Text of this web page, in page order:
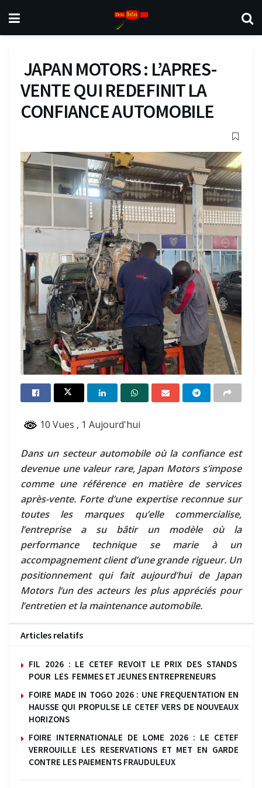
JAPAN MOTORS : L’APRES-
VENTE QUI REDEFINIT LA
CONFIANCE AUTOMOBILE
10 Vues , 1 Aujourd'hui
Dans un secteur automobile où la confiance est
devenue une valeur rare, Japan Motors s’impose
comme une référence en matière de services
après-vente. Forte d’une expertise reconnue sur
toutes les marques qu’elle commercialise,
l’entreprise a su bâtir un modèle où la
performance technique se marie à un
accompagnement client d’une grande rigueur. Un
positionnement qui fait aujourd’hui de Japan
Motors l’un des acteurs les plus appréciés pour
l’entretien et la maintenance automobile.
Articles relatifs
FIL 2026 : LE CETEF REVOIT LE PRIX DES STANDS
POUR LES FEMMES ET JEUNES ENTREPRENEURS
FOIRE MADE IN TOGO 2026 : UNE FREQUENTATION EN
HAUSSE QUI PROPULSE LE CETEF VERS DE NOUVEAUX
HORIZONS
FOIRE INTERNATIONALE DE LOME 2026 : LE CETEF
VERROUILLE LES RESERVATIONS ET MET EN GARDE
CONTRE LES PAIEMENTS FRAUDULEUX